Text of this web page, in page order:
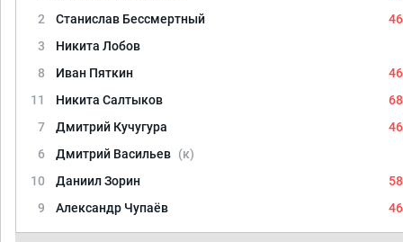
2
Станислав Бессмертный
3
Никита Лобов
8
Иван Пяткин
11
Никита Салтыков
7
Дмитрий Кучугура
6
Дмитрий Васильев (к)
10
Даниил Зорин
9
Александр Чупаёв